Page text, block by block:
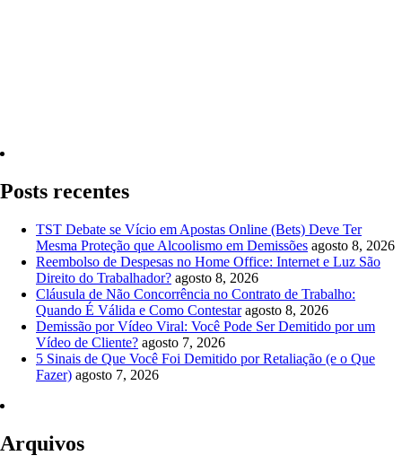
Posts recentes
TST Debate se Vício em Apostas Online (Bets) Deve Ter
Mesma Proteção que Alcoolismo em Demissões agosto 8, 2026
Reembolso de Despesas no Home Office: Internet e Luz São
Direito do Trabalhador? agosto 8, 2026
Cláusula de Não Concorrência no Contrato de Trabalho:
Quando É Válida e Como Contestar agosto 8, 2026
Demissão por Vídeo Viral: Você Pode Ser Demitido por um
Vídeo de Cliente? agosto 7, 2026
5 Sinais de Que Você Foi Demitido por Retaliação (e o Que
Fazer) agosto 7, 2026
Arquivos